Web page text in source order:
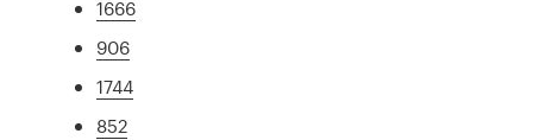
1666
906
1744
852